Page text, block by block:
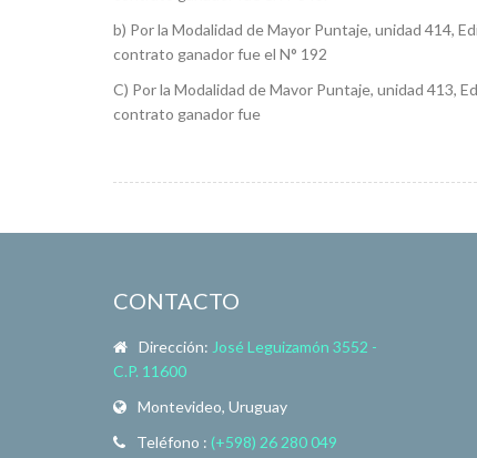
b) Por la Modalidad de Mayor Puntaje, unidad 414,
contrato ganador fue el N° 192
C) Por la Modalidad de Mavor Puntaje, unidad 413,
contrato ganador fue
CONTACTO
Dirección: José Leguizamón 3552 -
C.P. 11600
Montevideo, Uruguay
Teléfono : (+598) 26 280 049